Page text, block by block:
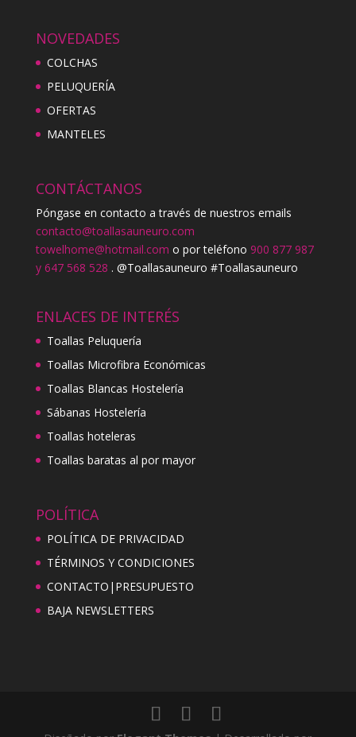
NOVEDADES
COLCHAS
PELUQUERÍA
OFERTAS
MANTELES
CONTÁCTANOS
Póngase en contacto a través de nuestros emails
contacto@toallasauneuro.com
towelhome@hotmail.com o por teléfono 900 877 987
y 647 568 528 . @Toallasauneuro #Toallasauneuro
ENLACES DE INTERÉS
Toallas Peluquería
Toallas Microfibra Económicas
Toallas Blancas Hostelería
Sábanas Hostelería
Toallas hoteleras
Toallas baratas al por mayor
POLÍTICA
POLÍTICA DE PRIVACIDAD
TÉRMINOS Y CONDICIONES
CONTACTO|PRESUPUESTO
BAJA NEWSLETTERS